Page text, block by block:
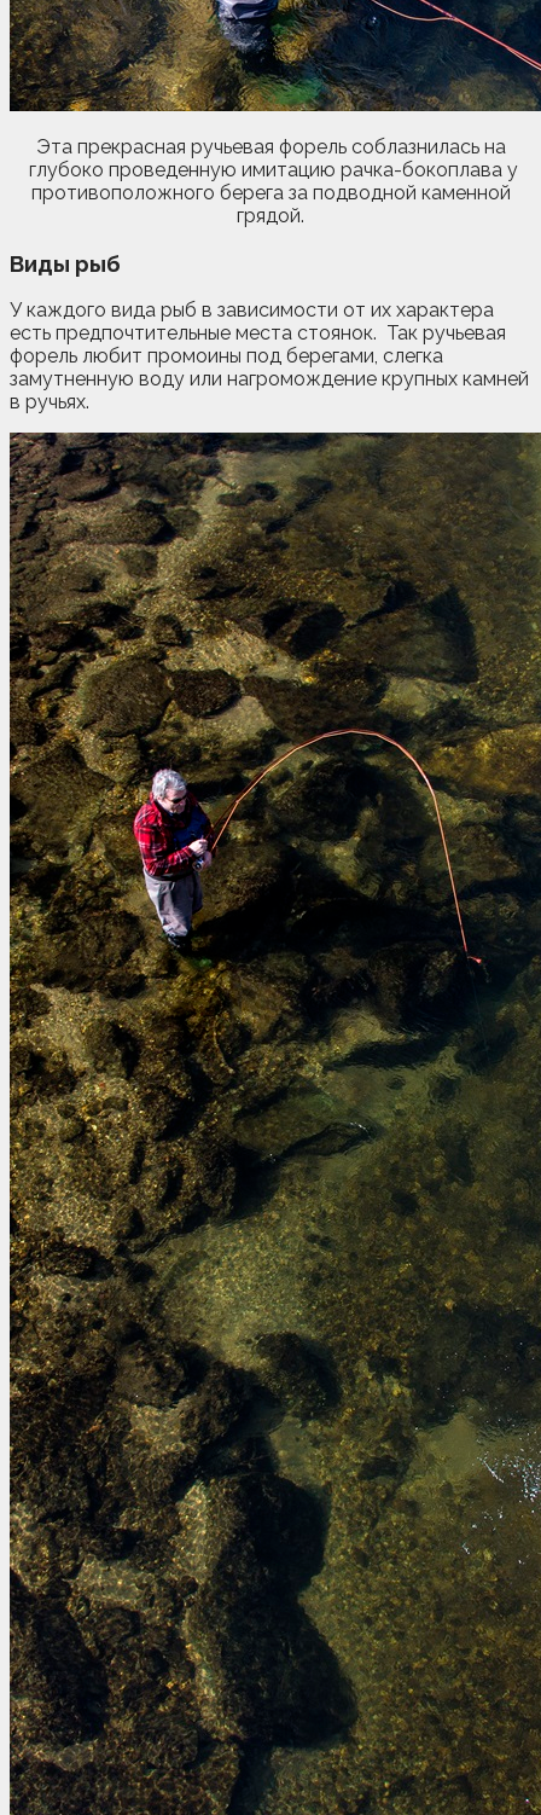
Эта прекрасная ручьевая форель соблазнилась на
глубоко проведенную имитацию рачка-бокоплава у
противоположного берега за подводной каменной
грядой.
Виды рыб
У каждого вида рыб в зависимости от их характера
есть предпочтительные места стоянок. Так ручьевая
форель любит промоины под берегами, слегка
замутненную воду или нагромождение крупных камней
в ручьях.